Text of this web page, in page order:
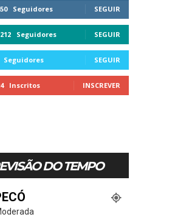
Seguidores SEGUIR
Seguidores SEGUIR
Seguidores SEGUIR
Inscritos INSCREVER
DO TEMPO